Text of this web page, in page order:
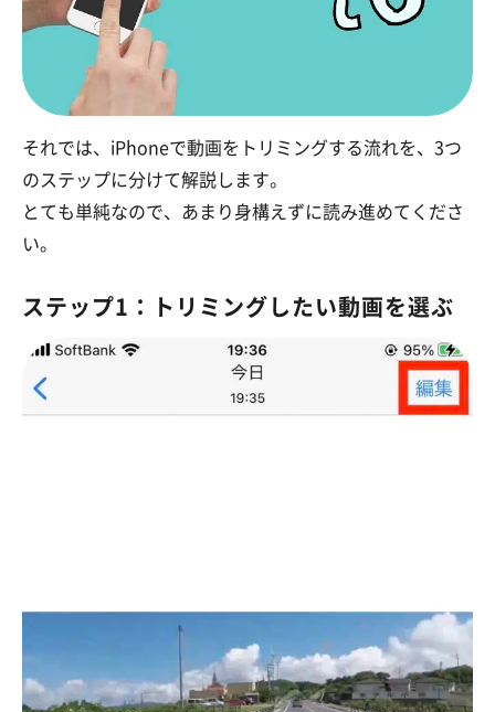
それでは、iPhoneで動画をトリミングする流れを、3つ
のステップに分けて解説します。
とても単純なので、あまり身構えずに読み進めてくださ
い。
ステップ1：トリミングしたい動画を選ぶ